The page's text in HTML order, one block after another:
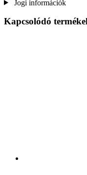
Jogi információk
Kapcsolódó